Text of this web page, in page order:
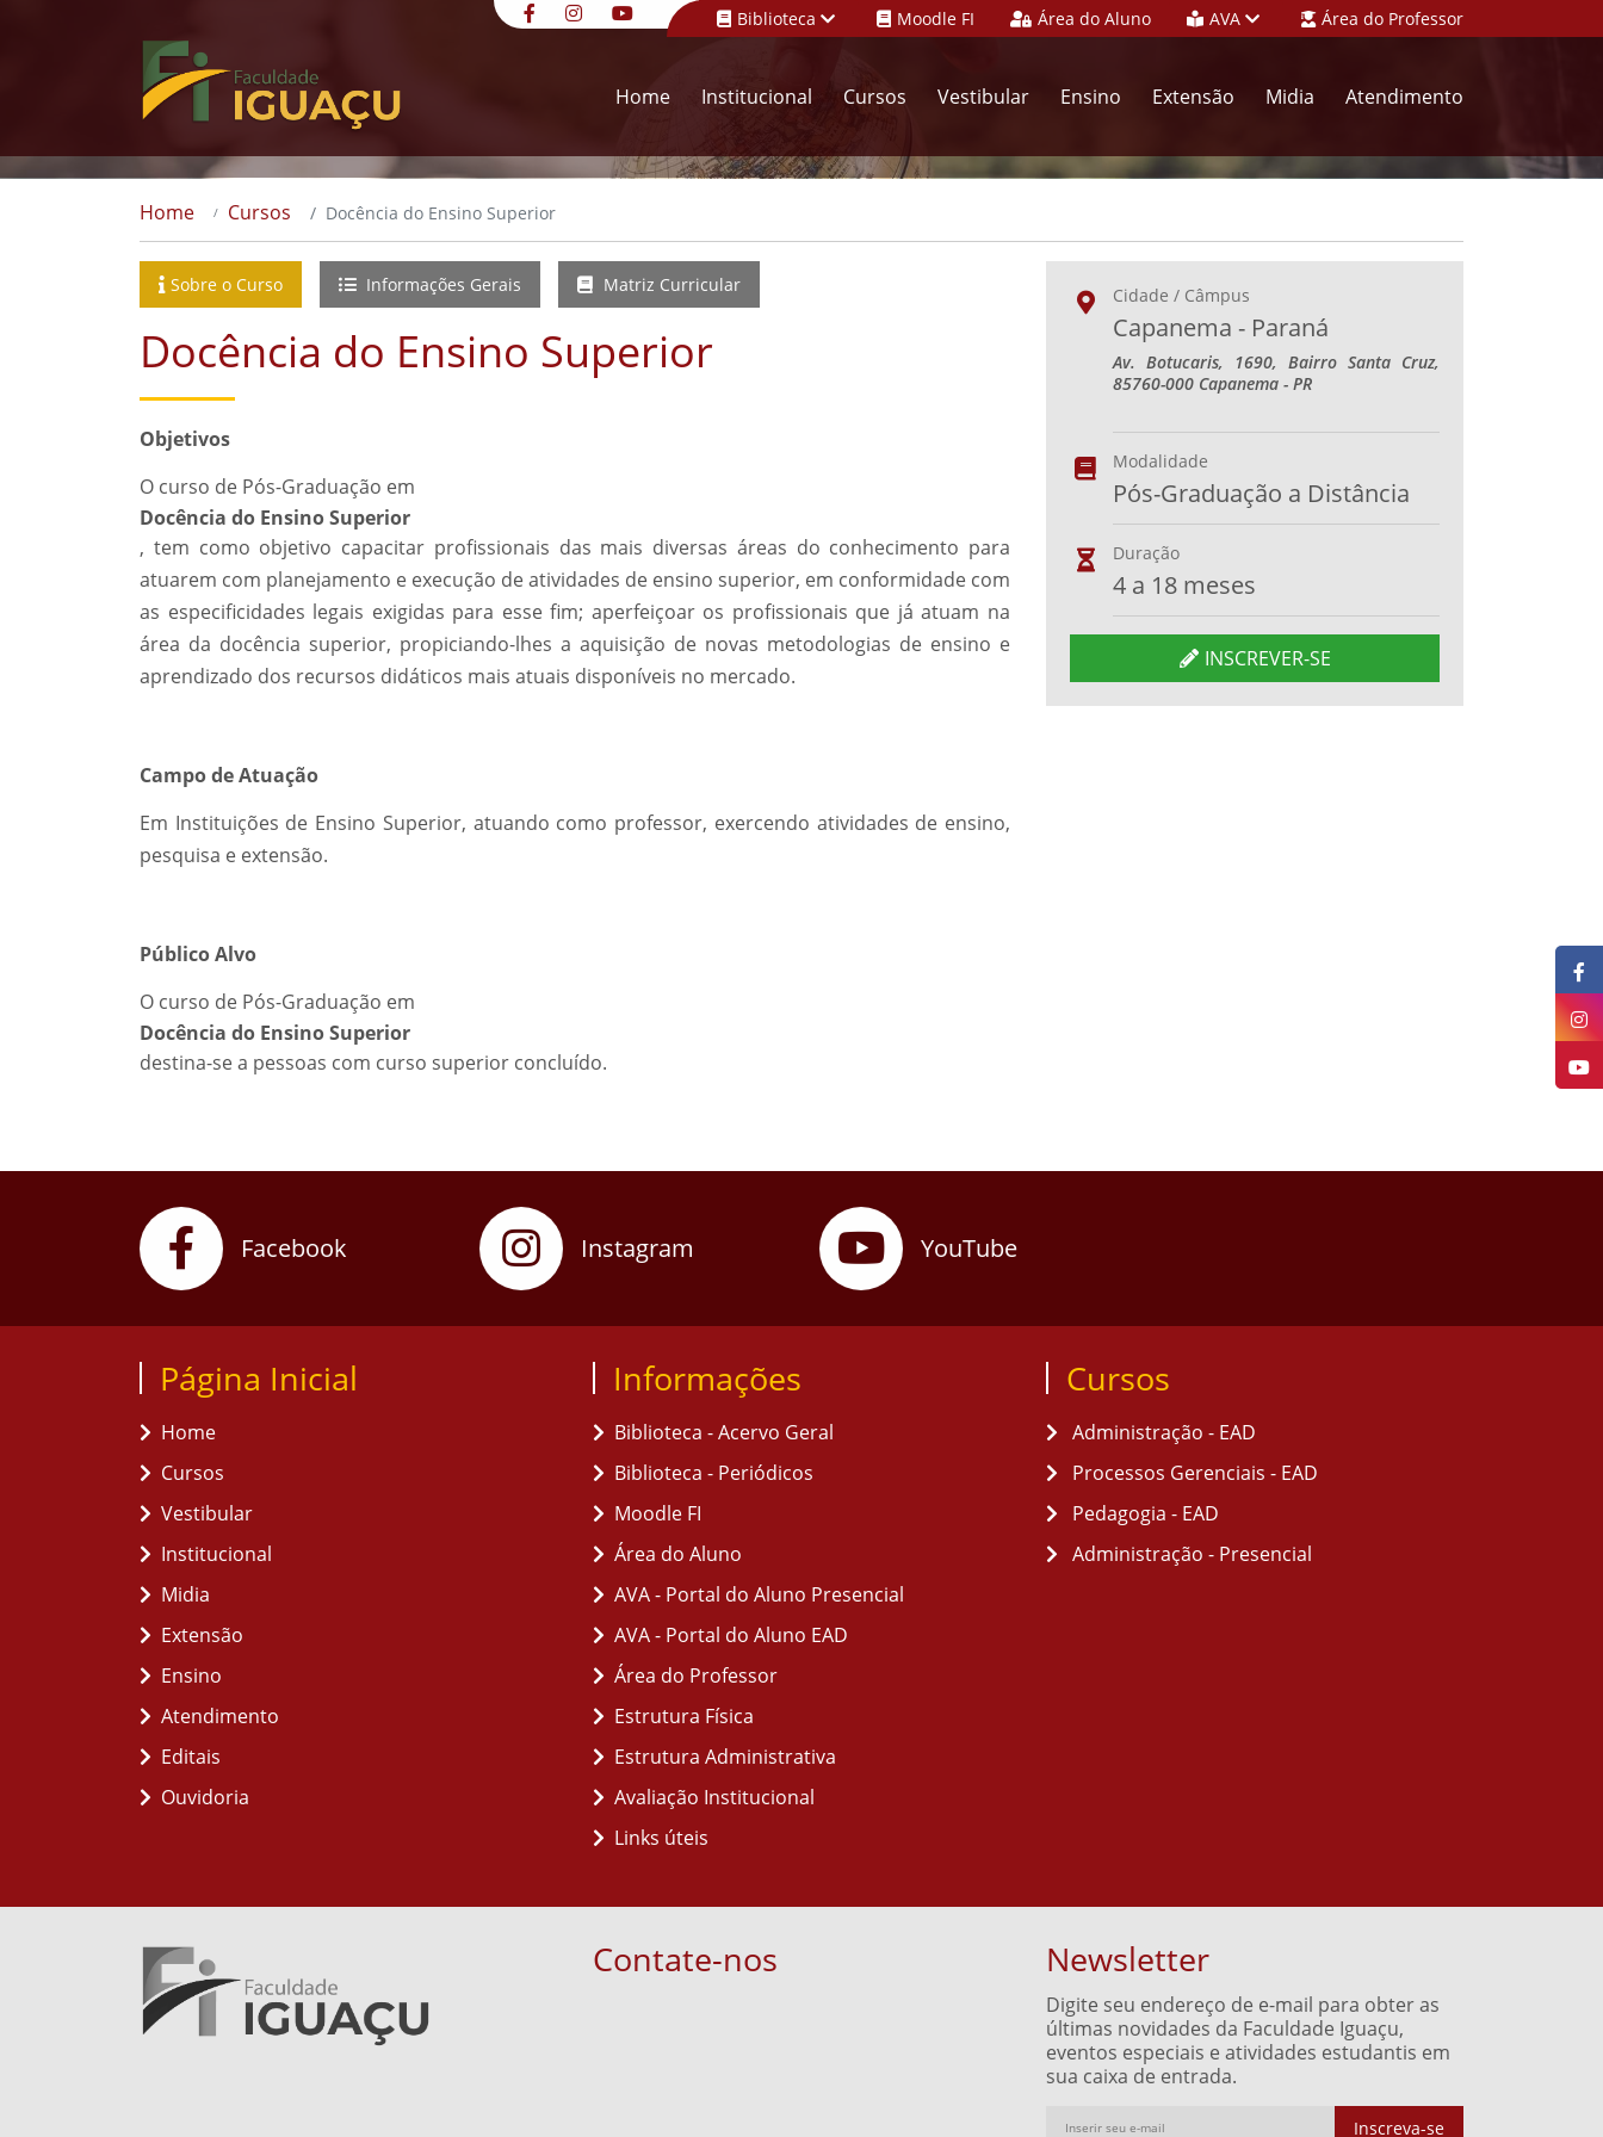
Biblioteca Moodle FI Área do Aluno AVA Área do Professor
Home Institucional Cursos Vestibular Ensino Extensão Midia Atendimento
Home Cursos Docência do Ensino Superior
Sobre o Curso Informações Gerais Matriz Curricular
Docência do Ensino Superior
Objetivos
O curso de Pós-Graduação em
Docência do Ensino Superior
, tem como objetivo capacitar profissionais das mais diversas áreas do conhecimento para
atuarem com planejamento e execução de atividades de ensino superior, em conformidade com
as especificidades legais exigidas para esse fim; aperfeiçoar os profissionais que já atuam na
área da docência superior, propiciando-lhes a aquisição de novas metodologias de ensino e
aprendizado dos recursos didáticos mais atuais disponíveis no mercado.
Campo de Atuação
Em Instituições de Ensino Superior, atuando como professor, exercendo atividades de ensino,
pesquisa e extensão.
Público Alvo
O curso de Pós-Graduação em
Docência do Ensino Superior
destina-se a pessoas com curso superior concluído.
Cidade / Câmpus
Capanema - Paraná
Av. Botucaris, 1690, Bairro Santa Cruz,
85760-000 Capanema - PR
Modalidade
Pós-Graduação a Distância
Duração
4 a 18 meses
INSCREVER-SE
Facebook Instagram YouTube
Página Inicial
Home
Cursos
Vestibular
Institucional
Midia
Extensão
Ensino
Atendimento
Editais
Ouvidoria
Informações
Biblioteca - Acervo Geral
Biblioteca - Periódicos
Moodle FI
Área do Aluno
AVA - Portal do Aluno Presencial
AVA - Portal do Aluno EAD
Área do Professor
Estrutura Física
Estrutura Administrativa
Avaliação Institucional
Links úteis
Cursos
Administração - EAD
Processos Gerenciais - EAD
Pedagogia - EAD
Administração - Presencial
Contate-nos Newsletter
Digite seu endereço de e-mail para obter as
últimas novidades da Faculdade Iguaçu,
eventos especiais e atividades estudantis em
sua caixa de entrada.
Inscreva-se